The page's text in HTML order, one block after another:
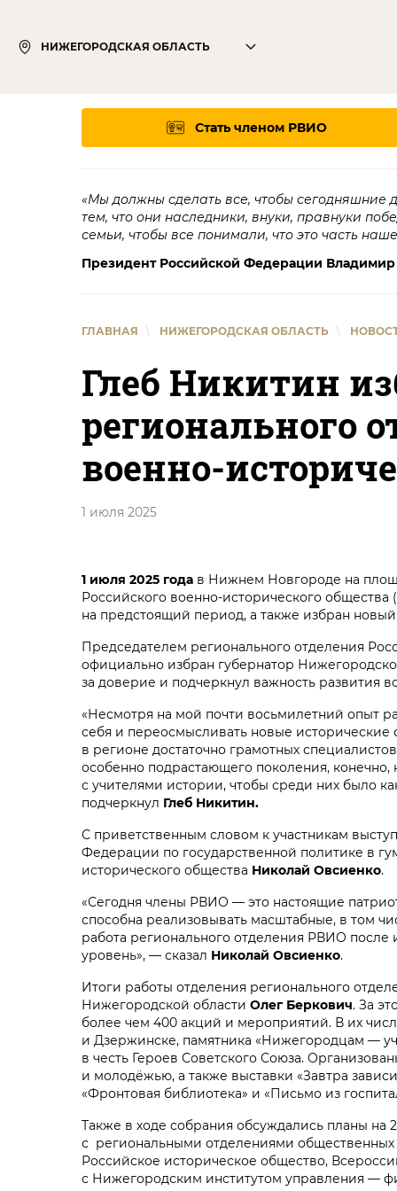
НИЖЕГОРОДСКАЯ ОБЛАСТЬ
Стать членом РВИО
«Мы должны сделать все, чтобы
тем, что они наследники, внуки, правнуки
семьи, чтобы все понимали, что это часть
Президент Российской Федерации
ГЛАВНАЯ \ НИЖЕГОРОДСКАЯ ОБЛАСТЬ \
Глеб Никитин
регионального
военно-
1 июля 2025
1 июля 2025 года в Нижнем Новгороде на
Российского военно-исторического
на предстоящий период, а также избран
Председателем регионального отделения
официально избран губернатор
за доверие и подчеркнул важность развития
«Несмотря на мой почти восьмилетний опыт
себя и переосмысливать новые
в регионе достаточно грамотных
особенно подрастающего поколения, конечно,
с учителями истории, чтобы среди них было
подчеркнул Глеб Никитин.
С приветственным словом к участникам
Федерации по государственной политике в
исторического общества Николай Овсиенко.
«Сегодня члены РВИО — это настоящие
способна реализовывать масштабные, в том
работа регионального отделения РВИО
уровень», — сказал Николай Овсиенко.
Итоги работы отделения регионального
Нижегородской области Олег Беркович. За
более чем 400 акций и мероприятий. В их
и Дзержинске, памятника «Нижегородцам —
в честь Героев Советского Союза.
и молодёжью, а также выставки «Завтра
«Фронтовая библиотека» и «Письмо из
Также в ходе собрания обсуждались планы на
с региональными отделениями
Российское историческое общество,
с Нижегородским институтом управления